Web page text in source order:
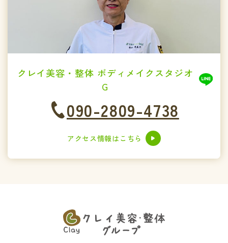
クレイ美容・整体 ボディメイクスタジオ
G
090-2809-4738
アクセス情報はこちら